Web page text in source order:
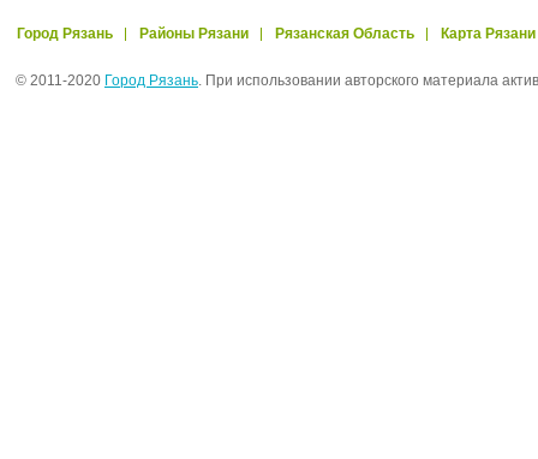
Город Рязань Районы Рязани Рязанская Область Карта Рязани
© 2011-2020 Город Рязань. При использовании авторского материала